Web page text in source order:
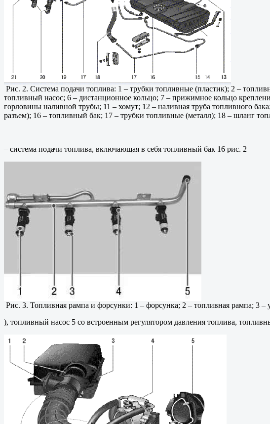
Рис. 2. Система подачи топлива: 1 – трубки топливные (пластик); 2 –
топливный насос; 6 – дистанционное кольцо; 7 – прижимное кольцо
горловины наливной трубы; 11 – хомут; 12 – наливная труба топливного
разъем); 16 – топливный бак; 17 – трубки топливные (металл); 18 – шланг
– система подачи топлива, включающая в себя топливный бак 16 рис. 2
Рис. 3. Топливная рампа и форсунки: 1 – форсунка; 2 – топливная рампа; 3 –
), топливный насос 5 со встроенным регулятором давления топлива,